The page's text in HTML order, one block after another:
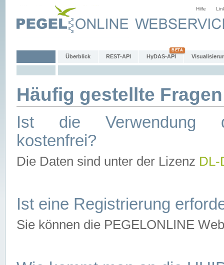
Hilfe
Überblick REST-API HyDAS-API
Häufig gestellte
Ist die Verwendung
kostenfrei?
Die Daten sind unter der Lizenz
Ist eine Registrierung
Sie können die PEGELONLINE